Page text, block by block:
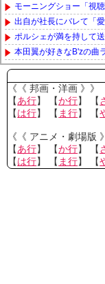
モーニングショー「視
出自が社長にバレて「
ポルシェが満を持して
本田翼が好きなB'zの曲
Powered by livedoor 相互RSS
《《 邦画・洋画 》》
【あ行】 【か行】 【
【は行】 【 ま行】 【
《《 アニメ・劇場版
【あ行】 【か行】 【
【は行】 【 ま行】 【